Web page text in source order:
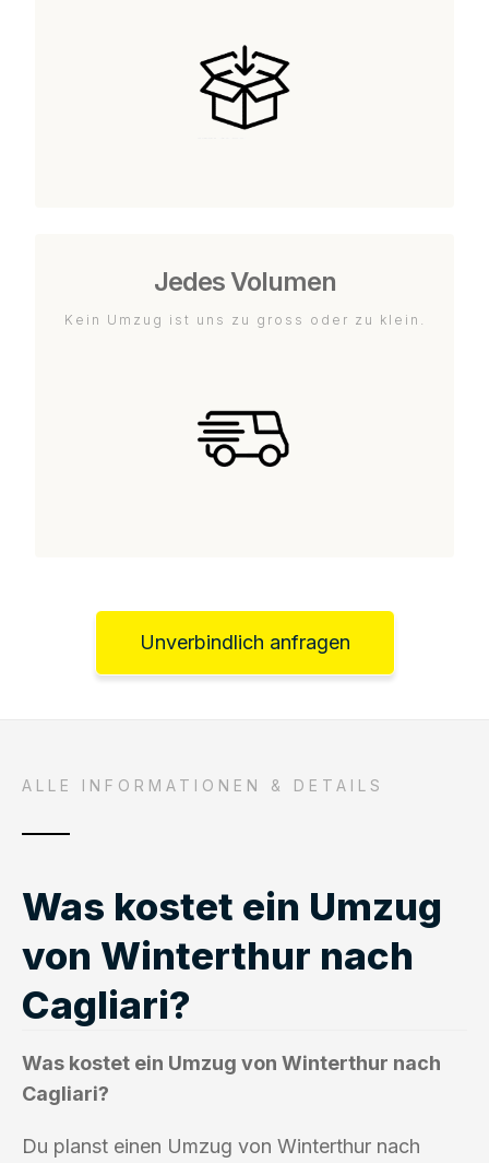
Jedes Volumen
Kein Umzug ist uns zu gross oder zu klein.
Unverbindlich anfragen
ALLE INFORMATIONEN & DETAILS
Was kostet ein Umzug
von Winterthur nach
Cagliari?
Was kostet ein Umzug von Winterthur nach
Cagliari?
Du planst einen Umzug von Winterthur nach